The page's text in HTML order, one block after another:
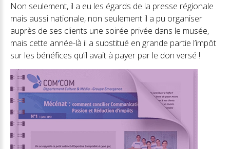
Non seulement, il a eu les égards de la presse régionale
mais aussi nationale, non seulement il a pu organiser
auprès de ses clients une soirée privée dans le musée,
mais cette année-là il a substitué en grande partie l’impôt
sur les bénéfices qu’il avait à payer par le don versé !